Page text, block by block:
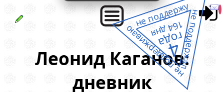
Леонид Каганов:
дневник
не поддержал
не поддерживаю
не поддержу
4
года
164 дня